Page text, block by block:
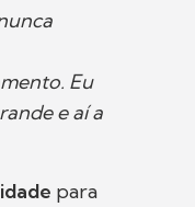
Eu
e aí a
para